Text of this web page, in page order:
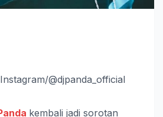
@djpanda_official
kembali jadi sorotan